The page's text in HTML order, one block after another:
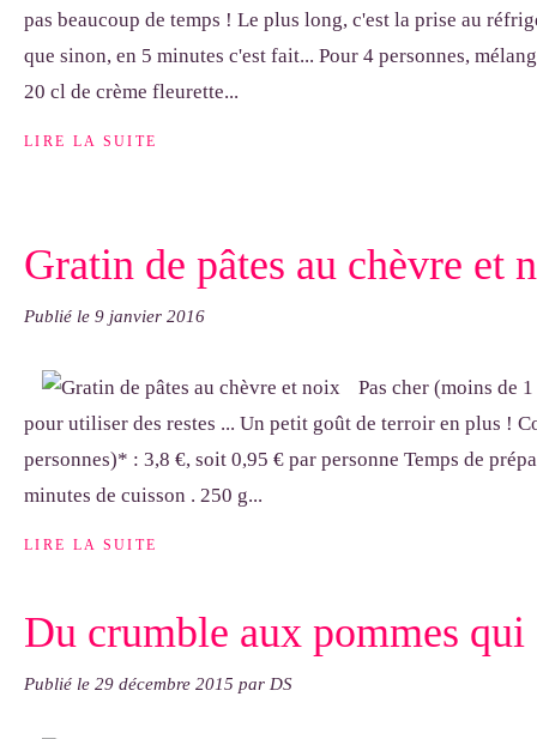
pas beaucoup de temps ! Le plus long, c'est la prise au
que sinon, en 5 minutes c'est fait... Pour 4 personnes,
20 cl de crème fleurette...
LIRE LA SUITE
Gratin de pâtes au chèvre et
Publié le 9 janvier 2016
Pas cher (moins de
pour utiliser des restes ... Un petit goût de terroir en plus !
personnes)* : 3,8 €, soit 0,95 € par personne Temps de
minutes de cuisson . 250 g...
LIRE LA SUITE
Du crumble aux pommes qui
Publié le 29 décembre 2015 par DS